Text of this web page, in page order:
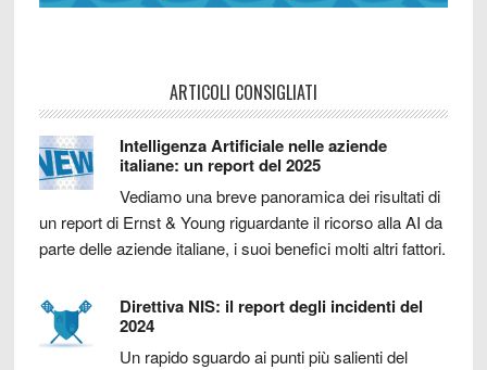
ARTICOLI CONSIGLIATI
Intelligenza Artificiale nelle aziende
italiane: un report del 2025
Vediamo una breve panoramica dei risultati di
un report di Ernst & Young riguardante il ricorso alla AI da
parte delle aziende italiane, i suoi benefici molti altri fattori.
Direttiva NIS: il report degli incidenti del
2024
Un rapido sguardo ai punti più salienti del